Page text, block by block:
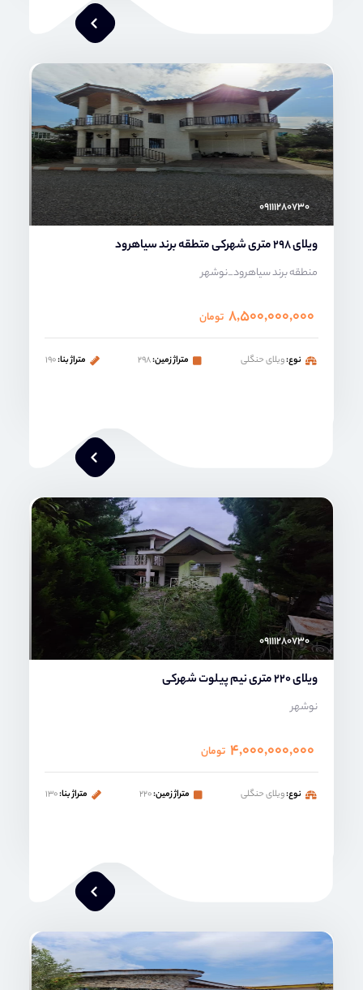
محمد صنعتی
۰۹۱۱۱۲۸۰۷۳۰
ویلای 298 متری شهرکی متطقه برند سیاهرود
منطقه برند سیاهرود_نوشهر
۸,۵۰۰,۰۰۰,۰۰۰ تومان
نوع:ویلای حنگلی متراژ زمین:۲۹۸ متراژ بنا:۱۹۰
محمد صنعتی
۰۹۱۱۱۲۸۰۷۳۰
ویلای 220 متری نیم پیلوت شهرکی
نوشهر
۴,۰۰۰,۰۰۰,۰۰۰ تومان
نوع:ویلای حنگلی متراژ زمین:۲۲۰ متراژ بنا:۱۳۰
محمد صنعتی